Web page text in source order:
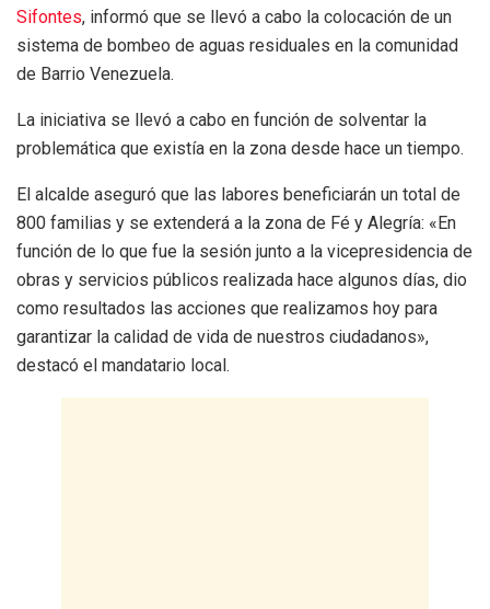
Sifontes, informó que se llevó a cabo la colocación de un
sistema de bombeo de aguas residuales en la comunidad
de Barrio Venezuela.
La iniciativa se llevó a cabo en función de solventar la
problemática que existía en la zona desde hace un tiempo.
El alcalde aseguró que las labores beneficiarán un total de
800 familias y se extenderá a la zona de Fé y Alegría: «En
función de lo que fue la sesión junto a la vicepresidencia de
obras y servicios públicos realizada hace algunos días, dio
como resultados las acciones que realizamos hoy para
garantizar la calidad de vida de nuestros ciudadanos»,
destacó el mandatario local.